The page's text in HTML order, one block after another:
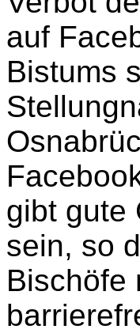
auf
Bistums
gibt gute
sein, so
Bischöfe